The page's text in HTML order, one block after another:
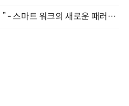
“AI와 함께 일하는 시대 ” - 스마트 워크의 새로운 패러다임 (9/11)